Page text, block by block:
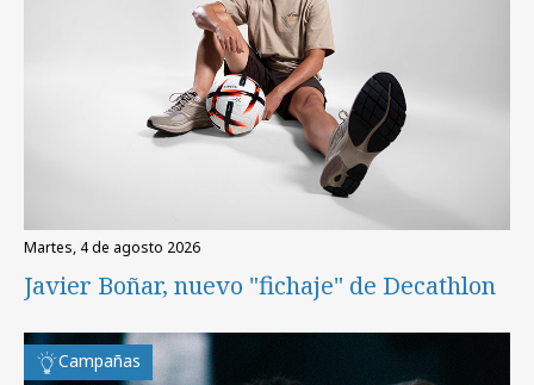
martes, 4 de agosto 2026
Javier Boñar, nuevo "fichaje" de Decathlon
Campañas